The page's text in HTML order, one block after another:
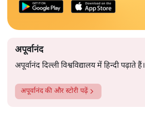
अपूर्वानंद
अपूर्वानंद दिल्ली विश्वविद्यालय में हिन्दी पढ़ाते हैं।
अपूर्वानंदकी और स्टोरी पढ़ें